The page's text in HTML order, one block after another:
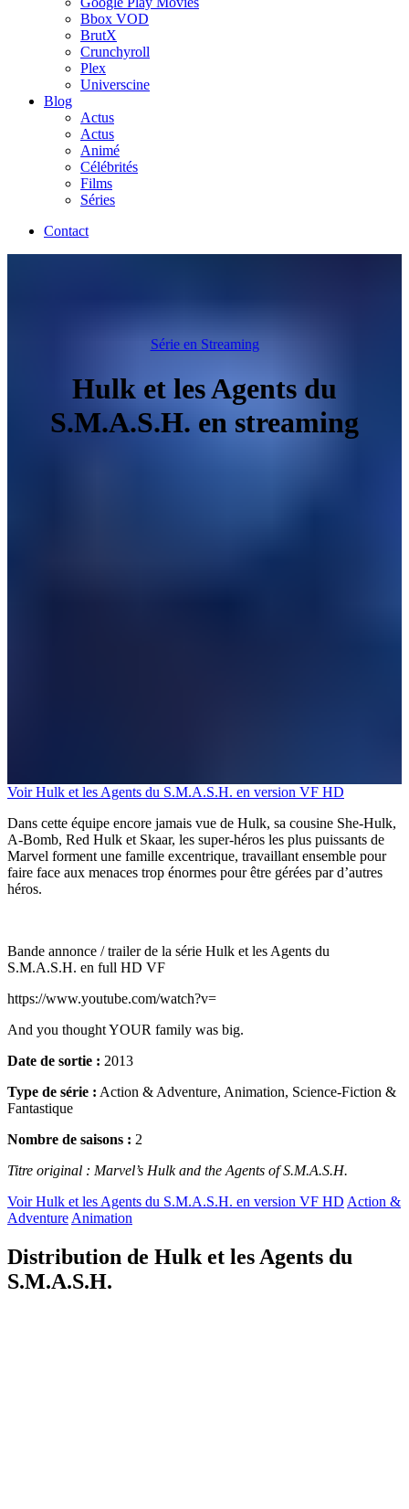
Bbox VOD
BrutX
Crunchyroll
Plex
Universcine
Blog
Actus
Actus
Animé
Célébrités
Films
Séries
Contact
Série en Streaming
Hulk et les Agents du
S.M.A.S.H. en streaming
Voir Hulk et les Agents du S.M.A.S.H. en version VF HD
Dans cette équipe encore jamais vue de Hulk, sa cousine She-Hulk,
A-Bomb, Red Hulk et Skaar, les super-héros les plus puissants de
Marvel forment une famille excentrique, travaillant ensemble pour
faire face aux menaces trop énormes pour être gérées par d’autres
héros.
Bande annonce / trailer de la série Hulk et les Agents du
S.M.A.S.H. en full HD VF
https://www.youtube.com/watch?v=
And you thought YOUR family was big.
Date de sortie : 2013
Type de série : Action & Adventure, Animation, Science-Fiction &
Fantastique
Nombre de saisons : 2
Titre original : Marvel’s Hulk and the Agents of S.M.A.S.H.
Voir Hulk et les Agents du S.M.A.S.H. en version VF HD Action &
Adventure Animation
Distribution de Hulk et les Agents du
S.M.A.S.H.